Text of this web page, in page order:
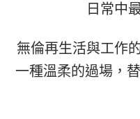
日常中
無倫再生活與工作
一種溫柔的過場，